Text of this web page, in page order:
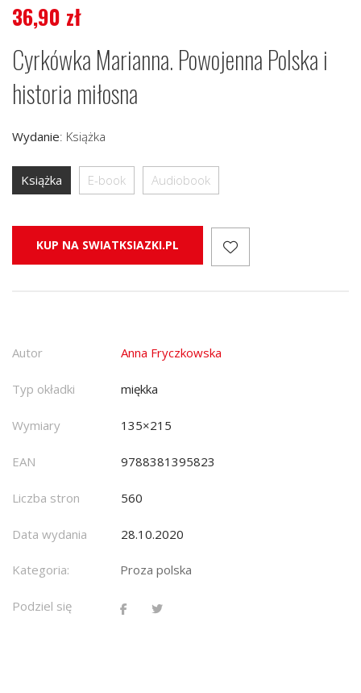
36,90 zł
Cyrkówka Marianna. Powojenna Polska i
historia miłosna
Wydanie: Książka
Książka E-book Audiobook
KUP NA SWIATKSIAZKI.PL
Autor Anna Fryczkowska
Typ okładki miękka
Wymiary 135×215
EAN 9788381395823
Liczba stron 560
Data wydania 28.10.2020
Kategoria: Proza polska
Podziel się